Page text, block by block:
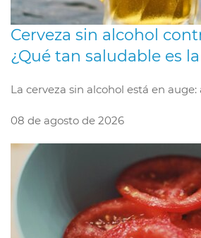
Cerveza sin alcohol
¿Qué tan saludable es
La cerveza sin alcohol está en auge:
08 de agosto de 2026